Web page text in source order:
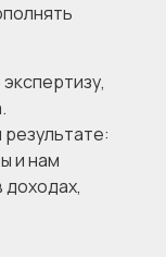
и нам
доходах,